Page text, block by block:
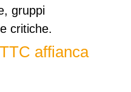
gruppi
critiche.​
affianca